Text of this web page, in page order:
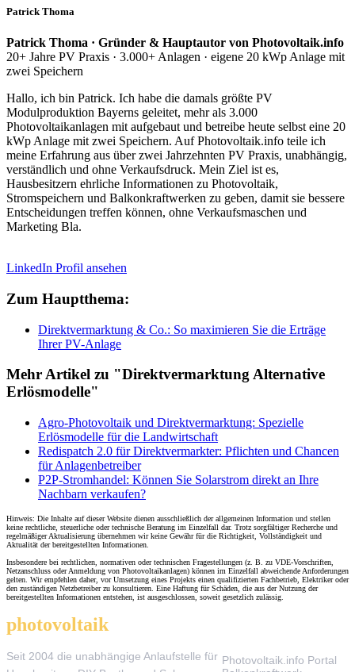
Patrick Thoma
Patrick Thoma · Gründer & Hauptautor von Photovoltaik.info
20+ Jahre PV Praxis · 3.000+ Anlagen · eigene 20 kWp Anlage mit
zwei Speichern
Hallo, ich bin Patrick. Ich habe die damals größte PV
Modulproduktion Bayerns geleitet, mehr als 3.000
Photovoltaikanlagen mit aufgebaut und betreibe heute selbst eine 20
kWp Anlage mit zwei Speichern. Auf Photovoltaik.info teile ich
meine Erfahrung aus über zwei Jahrzehnten PV Praxis, unabhängig,
verständlich und ohne Verkaufsdruck. Mein Ziel ist es,
Hausbesitzern ehrliche Informationen zu Photovoltaik,
Stromspeichern und Balkonkraftwerken zu geben, damit sie bessere
Entscheidungen treffen können, ohne Verkaufsmaschen und
Marketing Bla.
LinkedIn Profil ansehen
Zum Hauptthema:
Direktvermarktung & Co.: So maximieren Sie die Erträge
Ihrer PV-Anlage
Mehr Artikel zu "Direktvermarktung Alternative
Erlösmodelle"
Agro-Photovoltaik und Direktvermarktung: Spezielle
Erlösmodelle für die Landwirtschaft
Redispatch 2.0 für Direktvermarkter: Pflichten und Chancen
für Anlagenbetreiber
P2P-Stromhandel: Können Sie Solarstrom direkt an Ihre
Nachbarn verkaufen?
Hinweis: Die Inhalte auf dieser Website dienen ausschließlich der allgemeinen Information und stellen
keine rechtliche, steuerliche oder technische Beratung im Einzelfall dar. Trotz sorgfältiger Recherche und
regelmäßiger Aktualisierung übernehmen wir keine Gewähr für die Richtigkeit, Vollständigkeit und
Aktualität der bereitgestellten Informationen.
Insbesondere bei rechtlichen, normativen oder technischen Fragestellungen (z. B. zu VDE-Vorschriften,
Netzanschluss oder Anmeldung von Photovoltaikanlagen) können im Einzelfall abweichende Anforderungen
gelten. Wir empfehlen daher, vor Umsetzung eines Projekts einen qualifizierten Fachbetrieb, Elektriker oder
den zuständigen Netzbetreiber zu konsultieren. Eine Haftung für Schäden, die aus der Nutzung der
bereitgestellten Informationen entstehen, ist ausgeschlossen, soweit gesetzlich zulässig.
photovoltaik
Seit 2004 die unabhängige Anlaufstelle für Photovoltaik.info Portal